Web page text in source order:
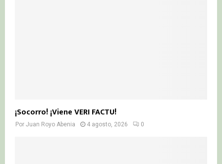
¡Socorro! ¡Viene VERI FACTU!
Por Juan Royo Abenia 4 agosto, 2026 0